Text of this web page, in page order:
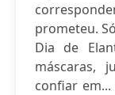
prometeu.
Dia de
máscaras,
confiar